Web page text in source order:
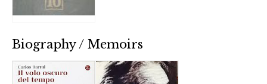
Biography / Memoirs